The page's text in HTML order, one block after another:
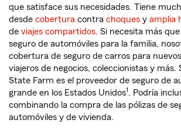
que satisface sus necesidades. Tiene
desde cobertura contra choques y amplia
de viajes compartidos. Si necesita más
seguro de automóviles para la familia,
cobertura de seguro de carros para
viajeros de negocios, coleccionistas y más.
State Farm es el proveedor de seguro de
grande en los Estados Unidos1. Podría
combinando la compra de las pólizas de
automóviles y de vivienda.